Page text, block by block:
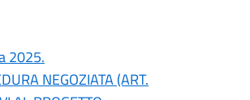
2025.
NEGOZIATA (ART.